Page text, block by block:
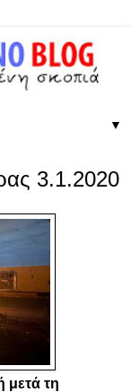
▼
3.1.2020
μετά τη